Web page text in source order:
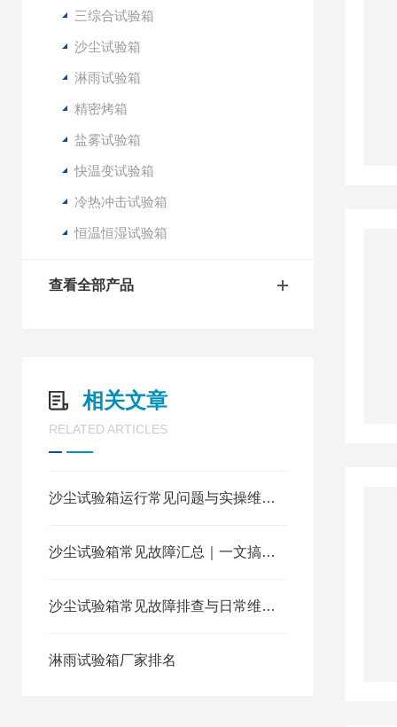
三综合试验箱
沙尘试验箱
淋雨试验箱
精密烤箱
盐雾试验箱
快温变试验箱
冷热冲击试验箱
恒温恒湿试验箱
查看全部产品
相关文章
RELATED ARTICLES
沙尘试验箱运行常见问题与实操维护指南
沙尘试验箱常见故障汇总｜一文搞定排查+维护，告别停机烦恼
沙尘试验箱常见故障排查与日常维护指南
淋雨试验箱厂家排名